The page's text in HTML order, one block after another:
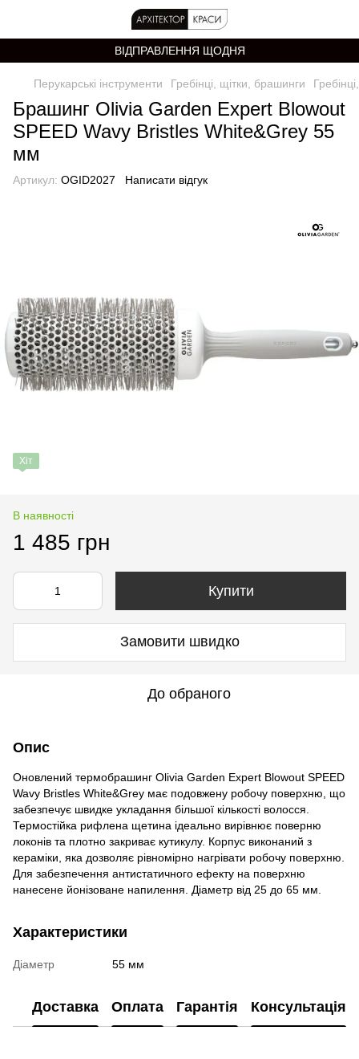
ВІДПРАВЛЕННЯ ЩОДНЯ
Перукарські інструменти Гребінці, щітки, брашинги
Брашинг Olivia Garden Expert Blowout
SPEED Wavy Bristles White&Grey 55
мм
Артикул: OGID2027 Написати відгук
Хіт
В наявності
1 485 грн
Купити
Замовити швидко
До обраного
Опис
Оновлений термобрашинг Olivia Garden Expert Blowout SPEED
Wavy Bristles White&Grey має подовжену робочу поверхню, що
забезпечує швидке укладання більшої кількості волосся.
Термостійка рифлена щетина ідеально вирівнює поверню
локонів та плотно закриває кутикулу. Корпус виконаний з
кераміки, яка дозволяє рівномірно нагрівати робочу поверхню.
Для забезпечення антистатичного ефекту на поверхню
нанесене йонізоване напилення. Діаметр від 25 до 65 мм.
Характеристики
Діаметр 55 мм
Доставка Оплата Гарантія Консультація